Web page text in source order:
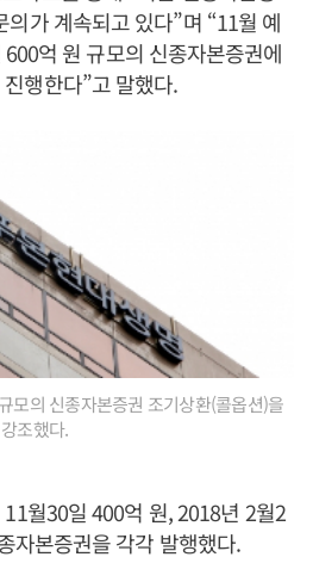
가 계속되고 있다”며 “11월 예
억 원 규모의 신종자본증권에
행한다”고 말했다.
모의 신종자본증권 조기상환(콜옵션)을
조했다.
월30일 400억 원, 2018년 2월2
자본증권을 각각 발행했다.